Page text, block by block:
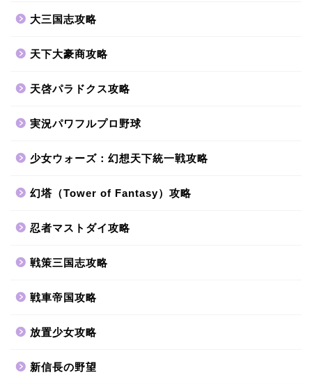
大三国志攻略
天下大豪商攻略
天啓パラドクス攻略
実況パワフルプロ野球
少女ウォーズ：幻想天下統一戦攻略
幻塔（Tower of Fantasy）攻略
忍者マストダイ攻略
戦策三国志攻略
戦車帝国攻略
放置少女攻略
新信長の野望